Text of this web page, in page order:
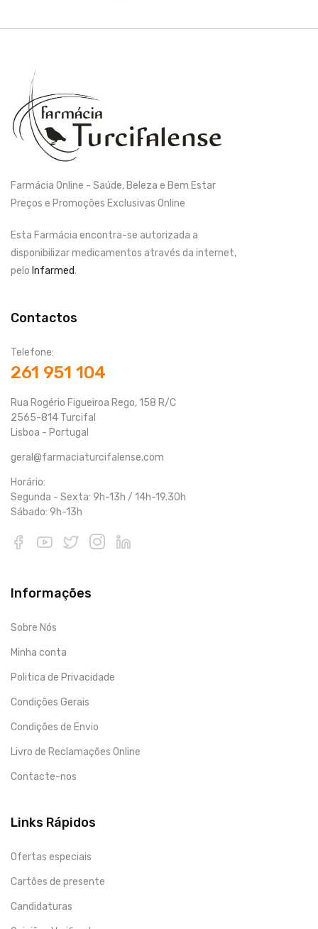
Farmácia Online - Saúde, Beleza e Bem Estar
Preços e Promoções Exclusivas Online
Esta Farmácia encontra-se autorizada a
disponibilizar medicamentos através da internet,
pelo Infarmed.
Contactos
Telefone:
261 951 104
Rua Rogério Figueiroa Rego, 158 R/C
2565-814 Turcifal
Lisboa - Portugal
geral@farmaciaturcifalense.com
Horário:
Segunda - Sexta: 9h-13h / 14h-19.30h
Sábado: 9h-13h
Informações
Sobre Nós
Minha conta
Politica de Privacidade
Condições Gerais
Condições de Envio
Livro de Reclamações Online
Contacte-nos
Links Rápidos
Ofertas especiais
Cartões de presente
Candidaturas